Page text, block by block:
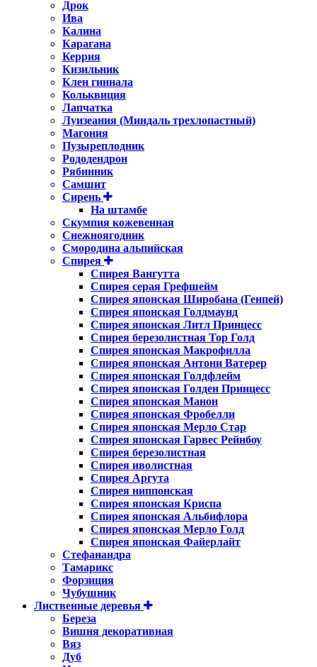
Дрок
Ива
Калина
Карагана
Керрия
Кизильник
Клен гиннала
Кольквиция
Лапчатка
Луизеания (Миндаль трехлопастный)
Магония
Пузыреплодник
Рододендрон
Рябинник
Самшит
Сирень
На штамбе
Скумпия кожевенная
Снежноягодник
Смородина альпийская
Спирея
Спирея Вангутта
Спирея серая Грефшейм
Спирея японская Широбана (Генпей)
Спирея японская Голдмаунд
Спирея японская Литл Принцесс
Спирея березолистная Тор Голд
Спирея японская Макрофилла
Спирея японская Антони Ватерер
Спирея японская Голдфлейм
Спирея японская Голден Принцесс
Спирея японская Манон
Спирея японская Фробелли
Спирея японская Мерло Стар
Спирея японская Гарвес Рейнбоу
Спирея березолистная
Спирея иволистная
Спирея Аргута
Спирея ниппонская
Спирея японская Криспа
Спирея японская Альбифлора
Спирея японская Мерло Голд
Спирея японская Файерлайт
Стефанандра
Тамарикс
Форзиция
Чубушник
Лиственные деревья
Береза
Вишня декоративная
Вяз
Дуб